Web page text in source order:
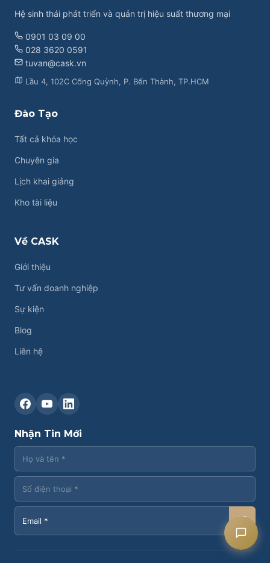
Hệ sinh thái phát triển và quản trị hiệu suất thương mại
0901 03 09 00
028 3620 0591
tuvan@cask.vn
Lầu 4, 102C Cống Quỳnh, P. Bến Thành, TP.HCM
Đào Tạo
Tất cả khóa học
Chuyên gia
Lịch khai giảng
Kho tài liệu
Về CASK
Giới thiệu
Tư vấn doanh nghiệp
Sự kiện
Blog
Liên hệ
Nhận Tin Mới